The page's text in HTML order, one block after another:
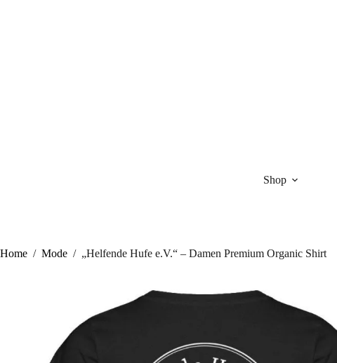
Shop
Home / Mode / „Helfende Hufe e.V.“ – Damen Premium Organic Shirt